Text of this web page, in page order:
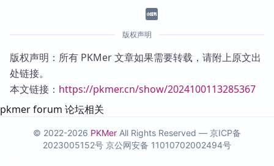
版权声明
版权声明：所有 PKMer 文章如果需要转载，请附上原文出
处链接。
本文链接： https://pkmer.cn/show/2024100113285367
pkmer forum 论坛相关
© 2022-2026 PKMer All Rights Reserved — 京ICP备
2023005152号 京公网安备 11010702002494号